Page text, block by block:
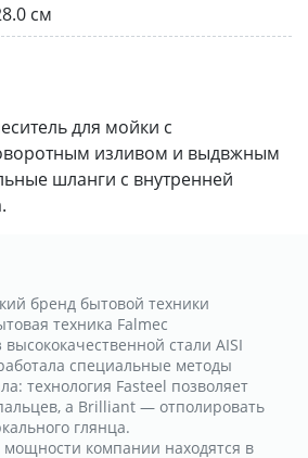
см
для мойки с
изливом и выдвжным
шланги с внутренней
бренд бытовой техники
техника Falmec
высококачественной стали AISI
специальные методы
технология Fasteel позволяет
а Brilliant — отполировать
глянца.
компании находятся в